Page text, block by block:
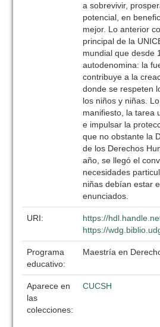
a sobrevivir,
potencial, en
mejor. Lo anterior
principal de la
mundial que desde
autodenomina: la
contribuye a la
donde se respeten
los niños y niñas.
manifiesto, la tarea
e impulsar la
que no obstante la
de los Derechos
año, se llegó el
necesidades
niñas debían estar
enunciados.
URI:
https://
https://
Programa
educativo:
Maestría en
Aparece en
las
colecciones:
CUCSH